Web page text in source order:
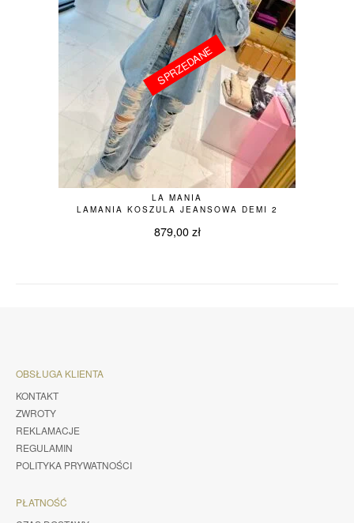
SPRZEDANE
LA MANIA
LAMANIA KOSZULA JEANSOWA DEMI 2
879,00 zł
SPRZEDANE
OBSŁUGA KLIENTA
KONTAKT
ZWROTY
REKLAMACJE
REGULAMIN
POLITYKA PRYWATNOŚCI
PŁATNOŚĆ